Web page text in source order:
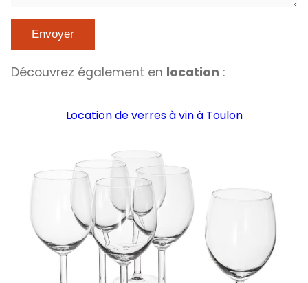
Découvrez également en location :
Location de verres à vin à Toulon